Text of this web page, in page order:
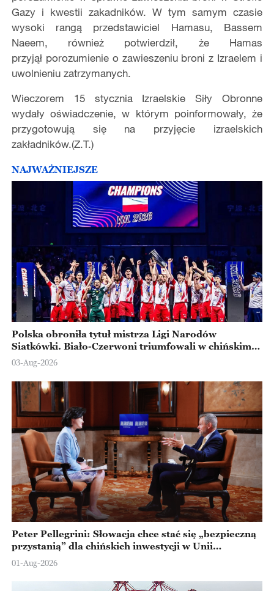
Gazy i kwestii zakadników. W tym samym czasie
wysoki rangą przedstawiciel Hamasu, Bassem
Naeem, również potwierdził, że Hamas
przyjął porozumienie o zawieszeniu broni z Izraelem i
uwolnieniu zatrzymanych.
Wieczorem 15 stycznia Izraelskie Siły Obronne
wydały oświadczenie, w którym poinformowały, że
przygotowują się na przyjęcie izraelskich
zakładników.(Z.T.)
NAJWAŻNIEJSZE
Polska obroniła tytuł mistrza Ligi Narodów
Siatkówki. Biało-Czerwoni triumfowali w chińskim
Ningbo
03-Aug-2026
Peter Pellegrini: Słowacja chce stać się „bezpieczną
przystanią” dla chińskich inwestycji w Unii
Europejskiej
01-Aug-2026